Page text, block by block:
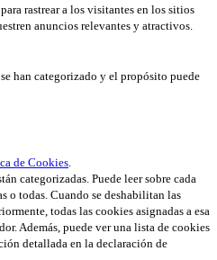
rastrear a los visitantes en los sitios
anuncios relevantes y atractivos.
han categorizado y el propósito puede
de Cookies.
categorizadas. Puede leer sobre cada
o todas. Cuando se deshabilitan las
todas las cookies asignadas a esa
Además, puede ver una lista de cookies
detallada en la declaración de